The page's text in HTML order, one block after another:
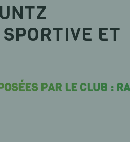
ET
PAR LE CLUB :